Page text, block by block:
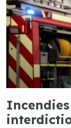
Incendies